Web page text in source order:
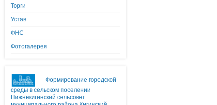
Торги
Устав
ФНС
Фотогалерея
Формирование городской
среды в сельском поселении
Нижнекигинский сельсовет